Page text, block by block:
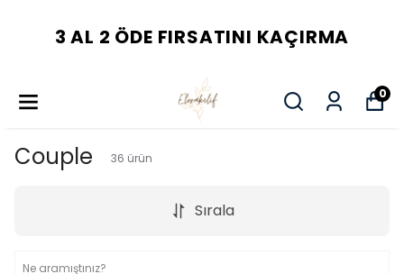
3 AL 2 ÖDE FIRSATINI KAÇIRMA
0
Couple 36 ürün
Sırala